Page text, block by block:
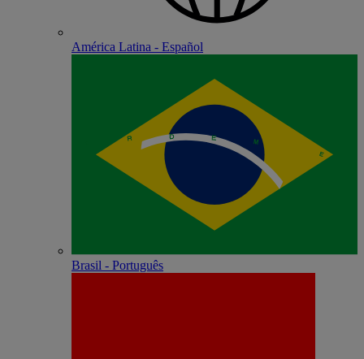
América Latina - Español
Brasil - Português